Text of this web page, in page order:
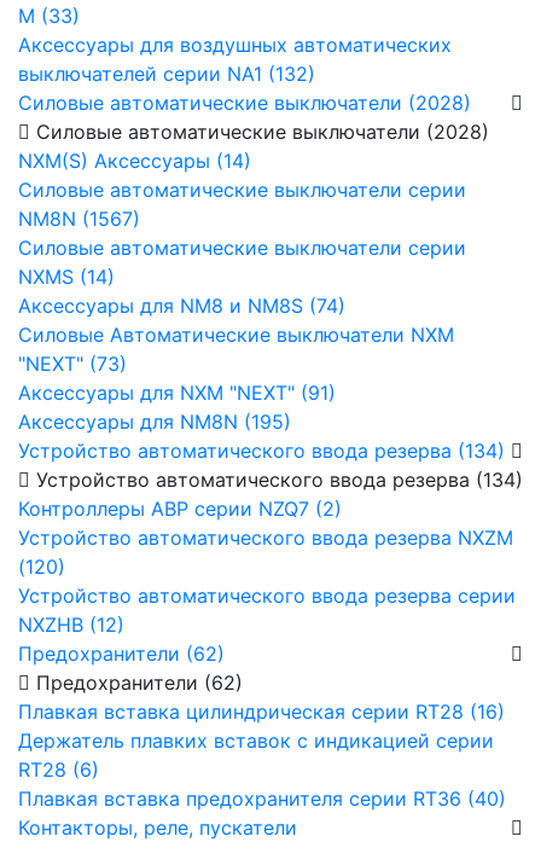
М (33)
Аксессуары для воздушных автоматических
выключателей серии NA1 (132)
Силовые автоматические выключатели (2028)
Силовые автоматические выключатели (2028)
NXM(S) Аксессуары (14)
Силовые автоматические выключатели серии
NM8N (1567)
Силовые автоматические выключатели серии
NXMS (14)
Аксессуары для NM8 и NM8S (74)
Силовые Автоматические выключатели NXM
"NEXT" (73)
Аксессуары для NXM "NEXT" (91)
Аксессуары для NM8N (195)
Устройство автоматического ввода резерва (134)
Устройство автоматического ввода резерва (134)
Контроллеры АВР серии NZQ7 (2)
Устройство автоматического ввода резерва NXZM
(120)
Устройство автоматического ввода резерва серии
NXZHB (12)
Предохранители (62)
Предохранители (62)
Плавкая вставка цилиндрическая серии RT28 (16)
Держатель плавких вставок с индикацией серии
RT28 (6)
Плавкая вставка предохранителя серии RT36 (40)
Контакторы, реле, пускатели